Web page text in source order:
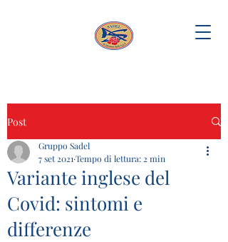
Post
Variante inglese del
Covid: sintomi e
differenze
Gruppo Sadel
7 set 2021 Tempo di lettura: 2 min